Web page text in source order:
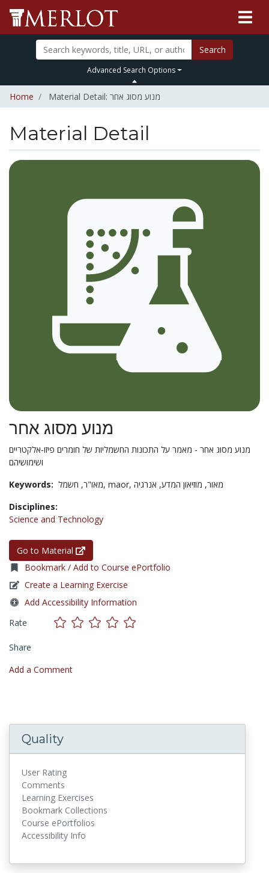
Search
Advanced Search Options
Home Material Detail: מנוע מסוג אחר
Material Detail
מנוע מסוג אחר
מנוע מסוג אחר - מאמר על התכונות החשמליות של חומרים פיזו-אלקטריים
ושימושיהם
Keywords:
מאו"ר,חשמל, maor, מאור, מוזיאון המדע, אנרגיה
Disciplines:
Science and Technology
Go to Material
Bookmark / Add to Course ePortfolio
Create a Learning Exercise
Add Accessibility Information
Rate
Share
Add a Comment
Quality
User Rating
Comments
Learning Exercises
Bookmark Collections
Course ePortfolios
Accessibility Info